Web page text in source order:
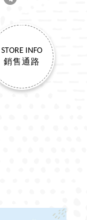
STORE INFO
銷售通路